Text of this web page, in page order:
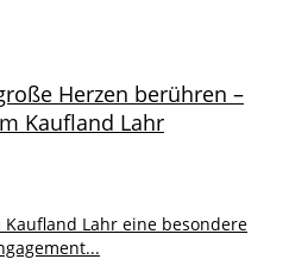
Herzen berühren –
Kaufland Lahr
Lahr eine besondere